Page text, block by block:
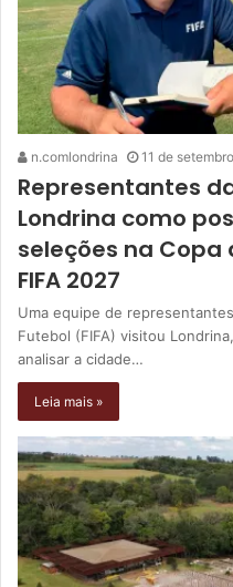
n.comlondrina 11 de
Representantes
Londrina como
seleções na Copa
FIFA 2027
Uma equipe de
Futebol (FIFA) visitou
analisar a cidade…
Leia mais »